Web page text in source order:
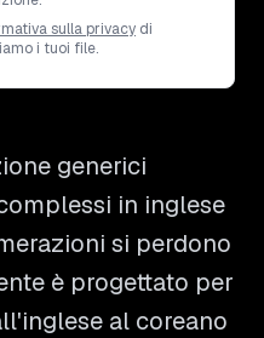
sulla privacy di
i tuoi file.
generici
in inglese
si perdono
è progettato per
al coreano